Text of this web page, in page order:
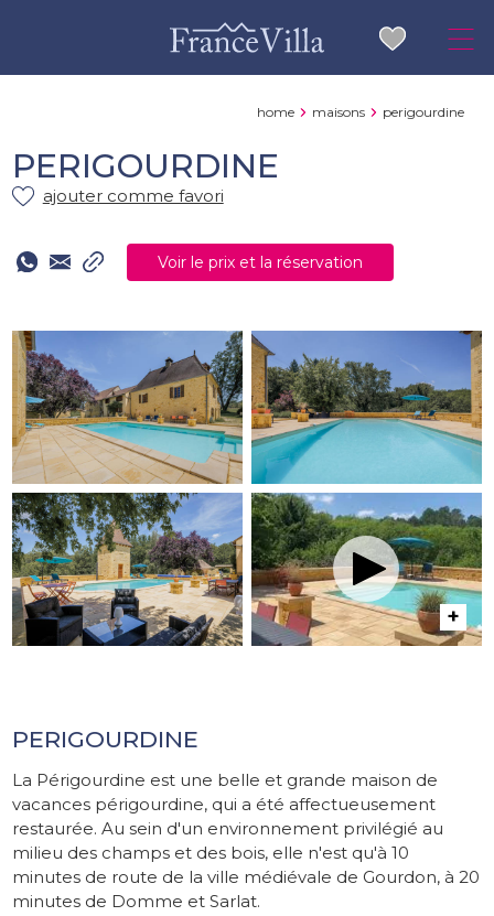
home maisons perigourdine
PERIGOURDINE
ajouter comme favori
Voir le prix et la réservation
PERIGOURDINE
La Périgourdine est une belle et grande maison de
vacances périgourdine, qui a été affectueusement
restaurée. Au sein d'un environnement privilégié au
milieu des champs et des bois, elle n'est qu'à 10
minutes de route de la ville médiévale de Gourdon, à 20
minutes de Domme et Sarlat.